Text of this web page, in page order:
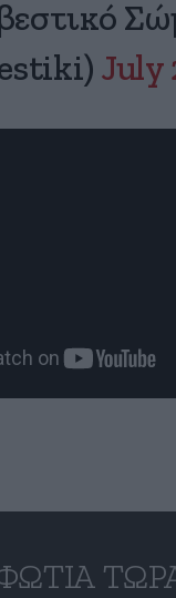
July